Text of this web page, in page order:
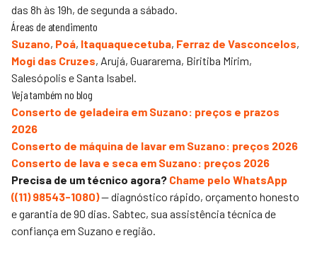
das 8h às 19h, de segunda a sábado.
Áreas de atendimento
Suzano, Poá, Itaquaquecetuba, Ferraz de Vasconcelos,
Mogi das Cruzes, Arujá, Guararema, Biritiba Mirim,
Salesópolis e Santa Isabel.
Veja também no blog
Conserto de geladeira em Suzano: preços e prazos
2026
Conserto de máquina de lavar em Suzano: preços 2026
Conserto de lava e seca em Suzano: preços 2026
Precisa de um técnico agora? Chame pelo WhatsApp
((11) 98543-1080)— diagnóstico rápido, orçamento honesto
e garantia de 90 dias. Sabtec, sua assistência técnica de
confiança em Suzano e região.